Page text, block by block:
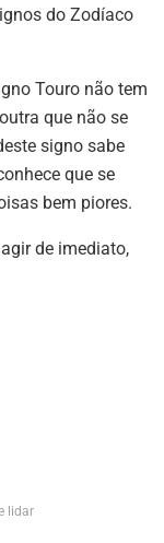
do Zodíaco
Touro não tem
que não se
signo sabe
que se
bem piores.
de imediato,
lidar